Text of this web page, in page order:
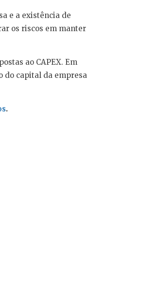
e a existência de
os riscos em manter
ao CAPEX. Em
do capital da empresa
.